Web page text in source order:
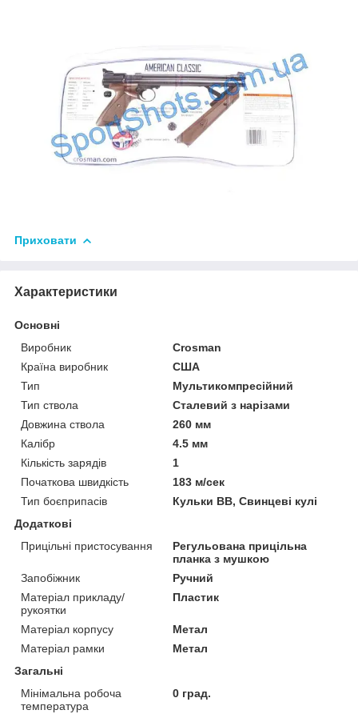
Приховати
Характеристики
Основні
Виробник
Crosman
Країна виробник
США
Тип
Мультикомпресійний
Тип ствола
Сталевий з нарізами
Довжина ствола
260 мм
Калібр
4.5 мм
Кількість зарядів
1
Початкова швидкість
183 м/сек
Тип боєприпасів
Кульки BB, Свинцеві кулі
Додаткові
Прицільні пристосування
Регульована прицільна
планка з мушкою
Запобіжник
Ручний
Матеріал прикладу/
рукоятки
Пластик
Матеріал корпусу
Метал
Матеріал рамки
Метал
Загальні
Мінімальна робоча
температура
0 град.